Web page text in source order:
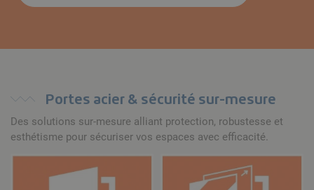
Portes acier & sécurité sur-mesure
Des solutions sur-mesure alliant protection, robustesse et
esthétisme pour sécuriser vos espaces avec efficacité.